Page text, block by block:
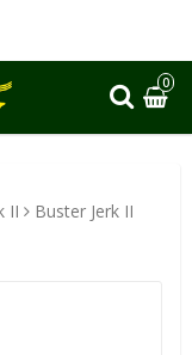
0
II
Buster Jerk II